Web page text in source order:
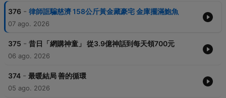
376 - 律師誆騙慈濟 158公斤黃金藏豪宅 金庫擺滿鮑魚
07 ago. 2026
375 - 昔日「網購神童」 從3.9億神話到每天領700元
06 ago. 2026
374 - 最暖結局 善的循環
05 ago. 2026